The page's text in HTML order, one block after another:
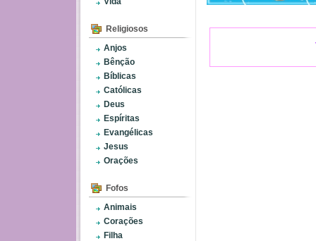
Religiosos
Anjos
Bênção
Bíblicas
Católicas
Deus
Espíritas
Evangélicas
Jesus
Orações
Fofos
Animais
Corações
Filha